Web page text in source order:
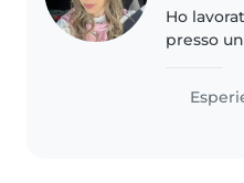
Ho
presso
sacco di
Ho